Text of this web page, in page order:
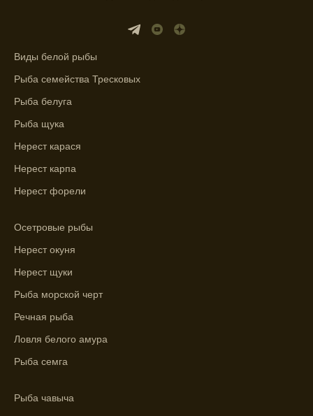
фаз и погодных условий на активность
Узнайте вероятности успешной ловли на
ловли в разных водоемах, опираясь на
прогноз клева.
температуры воды учитывается в прогнозе
клева.
Лучше всего ловить рыбу в период
максимального атмосферного давления,
Прогноз клева на сутки вперед дает ясное
рыба.
Находите ближайшие водоемы для ловли с
Виды белой рыбы
Рыба семейства Тресковых
Рыба белуга
Рыба щука
Нерест карася
Нерест карпа
Нерест форели
Осетровые рыбы
Нерест окуня
Нерест щуки
Рыба морской черт
Речная рыба
Ловля белого амура
Рыба семга
Рыба чавыча